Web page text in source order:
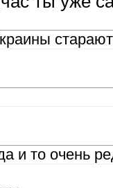
и то очень